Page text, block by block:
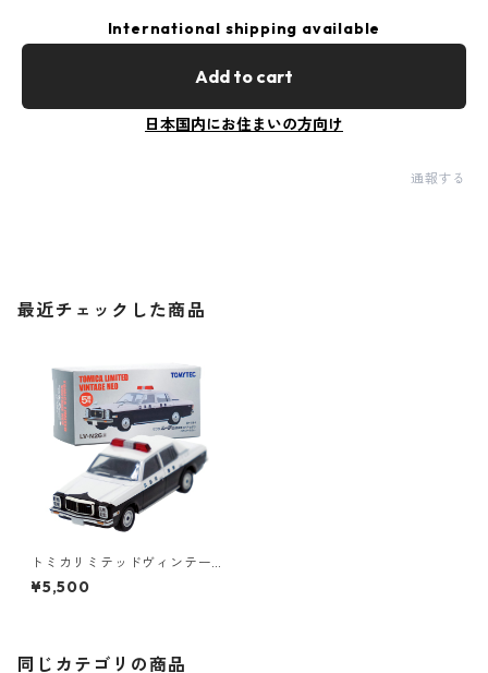
International shipping available
Add to cart
日本国内にお住まいの方向け
通報する
最近チェックした商品
トミカリミテッドヴィンテー
ジネオ LV-N26a マツダ ルー
チェ レガート 4ドア セダン パ
¥5,500
同じカテゴリの商品